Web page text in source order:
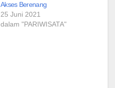
Akses Berenang
25 Juni 2021
dalam "PARIWISATA"